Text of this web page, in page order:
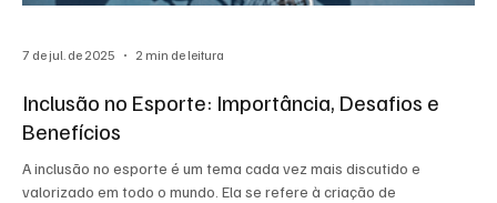
Inclusão no Esporte: Importância, Desafios e
Benefícios
A inclusão no esporte é um tema cada vez mais discutido e
valorizado em todo o mundo. Ela se refere à criação de
7 de jul. de 2025 2 min de leitura